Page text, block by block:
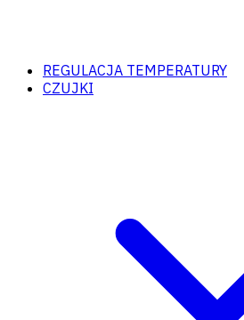
REGULACJA TEMPERATURY
CZUJKI